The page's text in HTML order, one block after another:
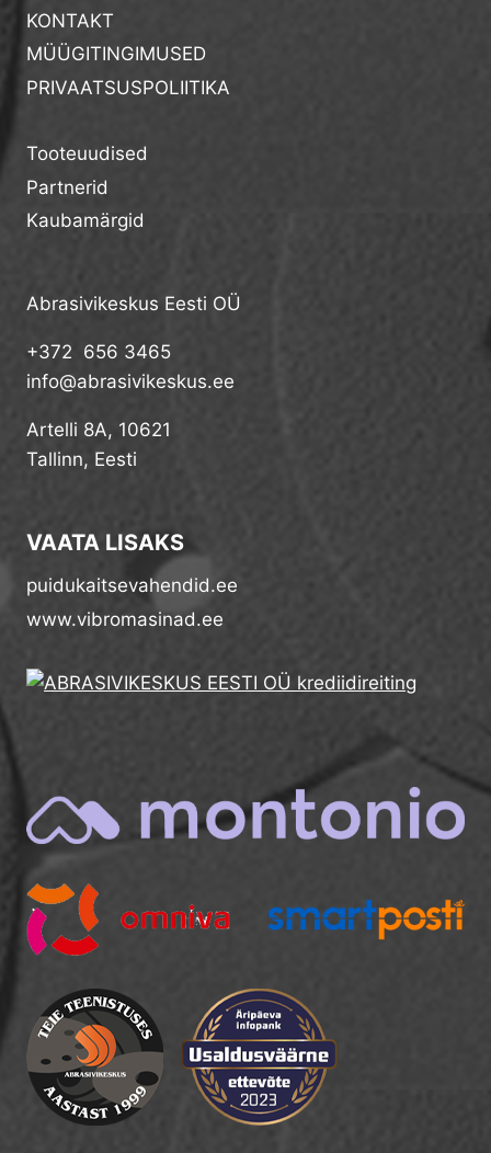
KONTAKT
MÜÜGITINGIMUSED
PRIVAATSUSPOLIITIKA
Tooteuudised
Partnerid
Kaubamärgid
Abrasivikeskus Eesti OÜ
+372 656 3465
info@abrasivikeskus.ee
Artelli 8A, 10621
Tallinn, Eesti
VAATA LISAKS
puidukaitsevahendid.ee
www.vibromasinad.ee